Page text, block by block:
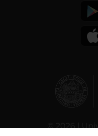
© 2026 |